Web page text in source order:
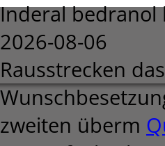
Inderal bedranol
2026-08-06
Rausstrecken
zweiten überm